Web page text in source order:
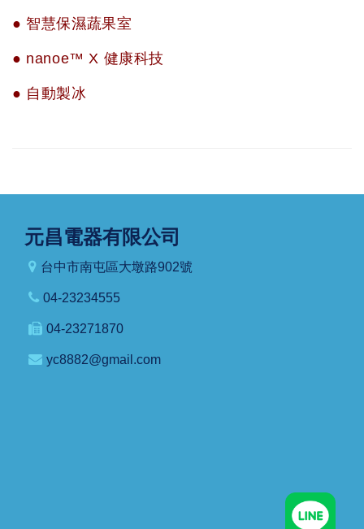
● 智慧保濕蔬果室
● nanoe™ X 健康科技
● 自動製冰
元昌電器有限公司
台中市南屯區大墩路902號
04-23234555
04-23271870
yc8882@gmail.com